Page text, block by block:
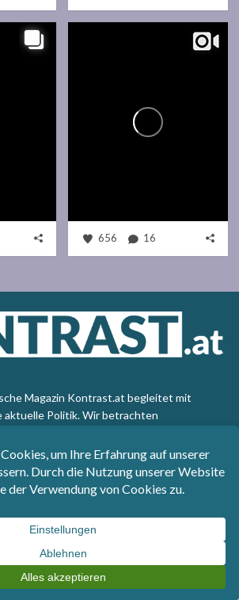
656 16
Magazin Kontrast.at begleitet mit
aktuelle Politik. Wir betrachten
aus. Kontrast wirft den Blick der
auf die Welt.
- 1017 Wien - Telefon: +43 1 40110-
-